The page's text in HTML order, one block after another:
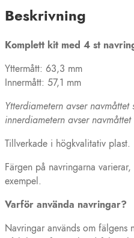
Beskrivning
Komplett kit med 4 st
Yttermått: 63,3 mm
Innermått: 57,1 mm
Ytterdiametern avser
innerdiametern avser
Tillverkade i högkvalitativ plast.
Färgen på navringarna
exempel.
Varför använda navringar?
Navringar används om fälgens